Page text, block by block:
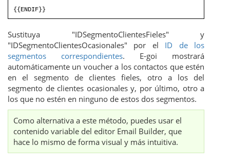
{{ENDIF}}
Sustituya "IDSegmentoClientesFieles" y
"IDSegmentoClientesOcasionales" por el ID de los
segmentos correspondientes. E-goi mostrará
automáticamente un voucher a los contactos que estén
en el segmento de clientes fieles, otro a los del
segmento de clientes ocasionales y, por último, otro a
los que no estén en ninguno de estos dos segmentos.
Como alternativa a este método, puedes usar el
contenido variable del editor Email Builder, que
hace lo mismo de forma visual y más intuitiva.